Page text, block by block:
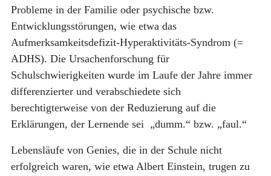
Probleme in der Familie oder psychische bzw.
Entwicklungsstörungen, wie etwa das
Aufmerksamkeitsdefizit-Hyperaktivitäts-Syndrom (=
ADHS). Die Ursachenforschung für
Schulschwierigkeiten wurde im Laufe der Jahre immer
differenzierter und verabschiedete sich
berechtigterweise von der Reduzierung auf die
Erklärungen, der Lernende sei „dumm.“ bzw. „faul.“
Lebensläufe von Genies, die in der Schule nicht
erfolgreich waren, wie etwa Albert Einstein, trugen zu